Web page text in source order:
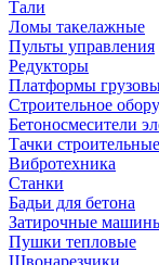
Тали
Ломы такелажные
Пульты управления
Редукторы
Платформы
Строительное
Бетоносмесители
Тачки строительные
Вибротехника
Станки
Бадьи для бетона
Затирочные
Пушки тепловые
Швонарезчики